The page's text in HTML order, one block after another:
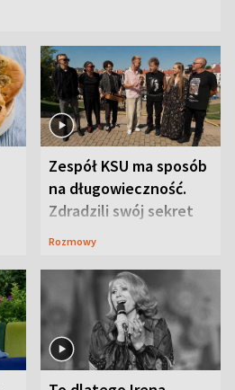
Zespół KSU ma sposób
na długowieczność.
Zdradzili swój sekret
Rozmowy